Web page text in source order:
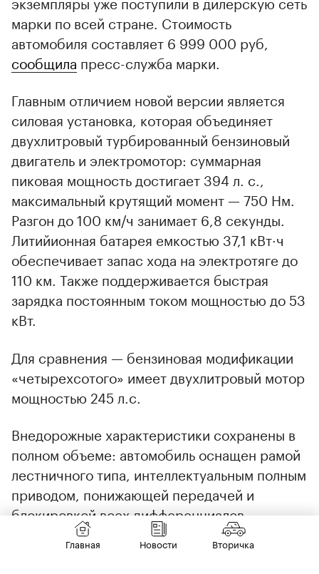
марки по всей стране. Стоимость
автомобиля составляет 6 999 000 руб,
сообщила пресс-служба марки.
Главным отличием новой версии является
силовая установка, которая объединяет
двухлитровый турбированный бензиновый
двигатель и электромотор: суммарная
пиковая мощность достигает 394 л. с.,
максимальный крутящий момент — 750 Нм.
Разгон до 100 км/ч занимает 6,8 секунды.
Литийионная батарея емкостью 37,1 кВт·ч
обеспечивает запас хода на электротяге до
110 км. Также поддерживается быстрая
зарядка постоянным током мощностью до 53
кВт.
Для сравнения — бензиновая модификации
«четырехсотого» имеет двухлитровый мотор
мощностью 245 л.с.
Внедорожные характеристики сохранены в
полном объеме: автомобиль оснащен рамой
лестничного типа, интеллектуальным полным
приводом, понижающей передачей и
блокировкой всех дифференциалов.
Доступно 12 режимов движения, включая
режим «Эксперт» с возможностью
Главная Новости Вторичка